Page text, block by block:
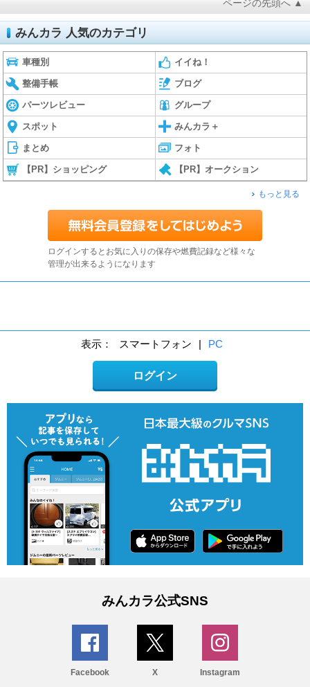
ページの先頭へ ▲
みんカラ 人気のカテゴリ
車種別 イイね！
整備手帳 ブログ
パーツレビュー グループ
スポット みんカラ＋
まとめ フォト
【PR】ショッピング 【PR】オークション
もっと見る
ログインするとお気に入りの保存や燃費記録など様々な
管理が出来るようになります
表示： スマートフォン | PC
ログイン
みんカラ公式SNS
Facebook X Instagram